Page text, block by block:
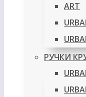
ART
РУЧКИ